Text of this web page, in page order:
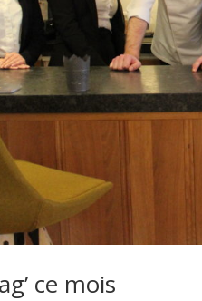
ce mois